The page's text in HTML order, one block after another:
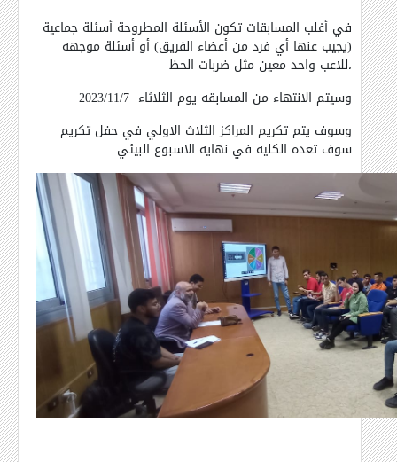
في أغلب المسابقات تكون الأسئلة المطروحة أسئلة جماعية
(يجيب عنها أي فرد من أعضاء الفريق) أو أسئلة موجهه
للاعب واحد معين مثل ضربات الحظ،
وسيتم الانتهاء من المسابقه يوم الثلاثاء 2023/11/7
وسوف يتم تكريم المراكز الثلاث الاولي في حفل تكريم
سوف تعده الكليه في نهايه الاسبوع البيئي